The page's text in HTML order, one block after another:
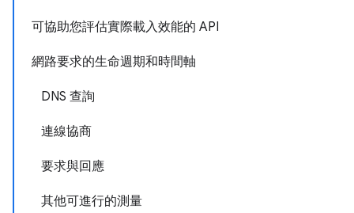
可協助您評估實際載入效能的 API
網路要求的生命週期和時間軸
DNS 查詢
連線協商
要求與回應
其他可進行的測量